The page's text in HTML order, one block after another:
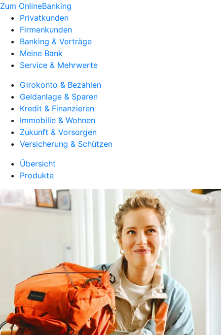
Zum OnlineBanking
Privatkunden
Firmenkunden
Banking & Verträge
Meine Bank
Service & Mehrwerte
Girokonto & Bezahlen
Geldanlage & Sparen
Kredit & Finanzieren
Immobilie & Wohnen
Zukunft & Vorsorgen
Versicherung & Schützen
Übersicht
Produkte